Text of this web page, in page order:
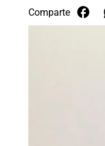
Comparte